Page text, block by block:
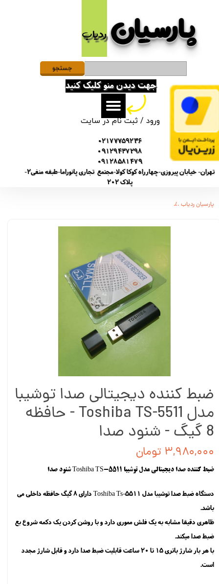
پارسیان​​​​​​​ردیاب
ورود /ثبت نام در سایت
حساب کاربری من
تغییر گذر واژه
سفارشات
خروج از حساب کاربری
02177759236
09129437298
09128581479
تهران- خیابان پیروزی-چهارراه کوکا کولا-مجتمع تجاری پانوراما-طبقه منفی2-
پلاک 202
جهت دیدن منو کلیک کنید
جستجو
پارسیان ردیاب
ضبط کننده دیجیتالی صدا توشیبا
مدل Toshiba TS-5511 - حافظه
8 گیگ - شنود صدا
۳,۹۸۰,۰۰۰ تومان
ضبط کننده صدا دیجیتالی مدل توشیبا Toshiba TS-5511 شنود صدا
دستگاه ضبط صدا توشیبا مدل Toshiba Ts-5511 دارای 8 گیگ حافظه داخلی می
باشد.
ظاهری دقیقا مشابه به یک فلش مموری دارد و با روشن کردن یک دکمه شروع بع
ضبط صدا میکند.
با هر بار شارژ باتری 15 تا 20 ساعت قابلیت ضبط صدا دارد و قابل شارژ مجدد
است.